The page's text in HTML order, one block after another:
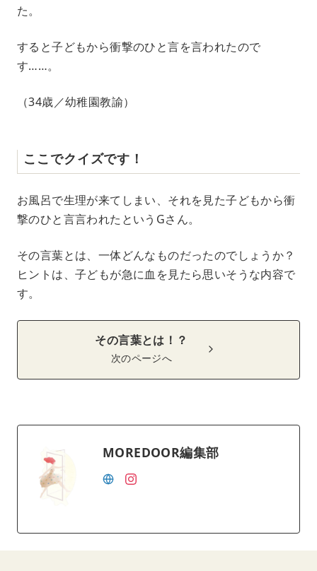
た。
すると子どもから衝撃のひと言を言われたので
す……。
（34歳／幼稚園教諭）
ここでクイズです！
お風呂で生理が来てしまい、それを見た子どもから衝
撃のひと言言われたというGさん。
その言葉とは、一体どんなものだったのでしょうか？
ヒントは、子どもが急に血を見たら思いそうな内容で
す。
その言葉とは！？
次のページへ
MOREDOOR編集部